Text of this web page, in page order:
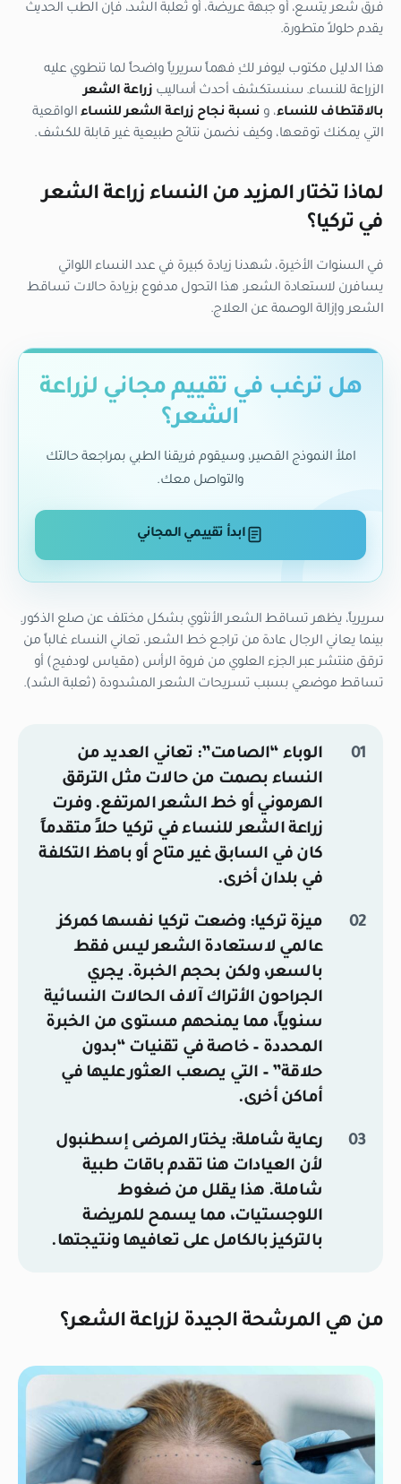
فرق شعر يتسع، أو جبهة عريضة، أو ثعلبة الشد، فإن الطب الحديث
يقدم حلولاً متطورة.
هذا الدليل مكتوب ليوفر لكِ فهماً سريرياً واضحاً لما تنطوي عليه
الزراعة للنساء. سنستكشف أحدث أساليب زراعة الشعر
بالاقتطاف للنساء، و نسبة نجاح زراعة الشعر للنساء الواقعية
التي يمكنك توقعها، وكيف نضمن نتائج طبيعية غير قابلة للكشف.
لماذا تختار المزيد من النساء زراعة الشعر
في تركيا؟
في السنوات الأخيرة، شهدنا زيادة كبيرة في عدد النساء اللواتي
يسافرن لاستعادة الشعر. هذا التحول مدفوع بزيادة حالات تساقط
الشعر وإزالة الوصمة عن العلاج.
هل ترغب في تقييم مجاني لزراعة
الشعر؟
املأ النموذج القصير، وسيقوم فريقنا الطبي بمراجعة حالتك
والتواصل معك.
ابدأ تقييمي المجاني
سريرياً، يظهر تساقط الشعر الأنثوي بشكل مختلف عن صلع الذكور.
بينما يعاني الرجال عادة من تراجع خط الشعر، تعاني النساء غالباً من
ترقق منتشر عبر الجزء العلوي من فروة الرأس (مقياس لودفيج) أو
تساقط موضعي بسبب تسريحات الشعر المشدودة (ثعلبة الشد).
الوباء “الصامت”: تعاني العديد من
النساء بصمت من حالات مثل الترقق
الهرموني أو خط الشعر المرتفع. وفرت
زراعة الشعر للنساء في تركيا حلاً متقدماً
كان في السابق غير متاح أو باهظ التكلفة
في بلدان أخرى.
ميزة تركيا: وضعت تركيا نفسها كمركز
عالمي لاستعادة الشعر ليس فقط
بالسعر، ولكن بحجم الخبرة. يجري
الجراحون الأتراك آلاف الحالات النسائية
سنوياً، مما يمنحهم مستوى من الخبرة
المحددة – خاصة في تقنيات “بدون
حلاقة” – التي يصعب العثور عليها في
أماكن أخرى.
رعاية شاملة: يختار المرضى إسطنبول
لأن العيادات هنا تقدم باقات طبية
شاملة. هذا يقلل من ضغوط
اللوجستيات، مما يسمح للمريضة
بالتركيز بالكامل على تعافيها ونتيجتها.
من هي المرشحة الجيدة لزراعة الشعر؟